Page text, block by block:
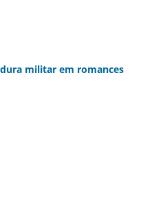
militar em romances